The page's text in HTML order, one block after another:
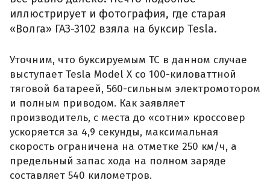
иллюстрирует и фотография, где старая
«Волга» ГАЗ-3102 взяла на буксир Tesla.
Уточним, что буксируемым ТС в данном случае
выступает Tesla Model X со 100-киловаттной
тяговой батареей, 560-сильным электромотором
и полным приводом. Как заявляет
производитель, с места до «сотни» кроссовер
ускоряется за 4,9 секунды, максимальная
скорость ограничена на отметке 250 км/ч, а
предельный запас хода на полном заряде
составляет 540 километров.